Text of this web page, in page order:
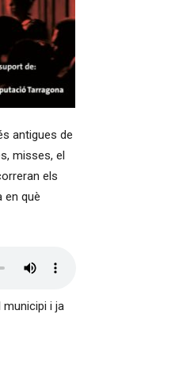
antigues de
misses, el
els
en què
i ja